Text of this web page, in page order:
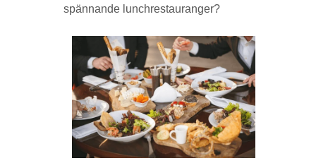
spännande lunchrestauranger?